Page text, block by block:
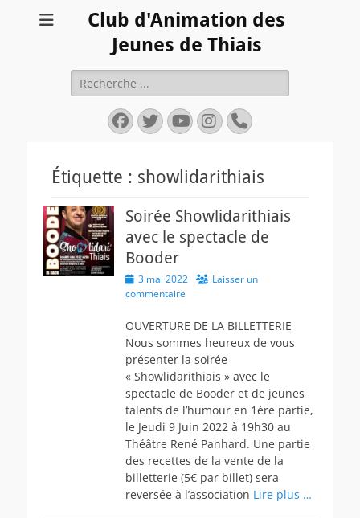
Club d'Animation des
Jeunes de Thiais
Rechercher :
Facebook
Twitter
YouTube
Instagram
Tél
Étiquette : showlidarithiais
Soirée Showlidarithiais
avec le spectacle de
Booder
Posted
on
3 mai 2022
Laisser un
commentaire
OUVERTURE DE LA BILLETTERIE
Nous sommes heureux de vous
présenter la soirée
« Showlidarithiais » avec le
spectacle de Booder et de jeunes
talents de l’humour en 1ère partie,
le Jeudi 9 Juin 2022 à 19h30 au
Théâtre René Panhard. Une partie
des recettes de la vente de la
billetterie (5€ par billet) sera
reversée à l’association Lire plus …